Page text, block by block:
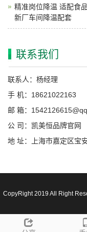
精准岗位降温 适配食
新厂车间降温配套
联系我们
联系人：杨经理
手 机：18621022163
邮 箱：
公 司：凯美恒品牌官网
地 址：上海市嘉定区宝
CopyRight 2019 All Right